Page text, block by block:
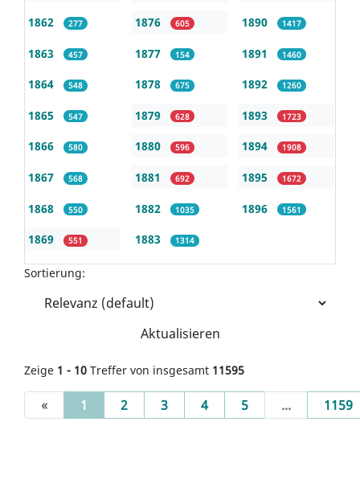
1862 277
1863 457
1864 548
1865 547
1866 580
1867 568
1868 550
1869 551
1876 605
1877 154
1878 675
1879 628
1880 596
1881 692
1882 1035
1883 1314
1890 1417
1891 1460
1892 1260
1893 1723
1894 1908
1895 1672
1896 1561
Sortierung:
Aktualisieren
Zeige 1 - 10 Treffer von insgesamt 11595
« 1 (current)
2 3 4 5 ... 1159